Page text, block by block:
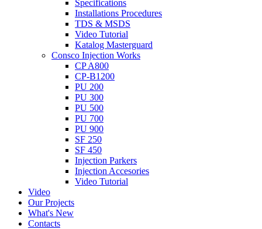
Specifications
Installations Procedures
TDS & MSDS
Video Tutorial
Katalog Masterguard
Consco Injection Works
CP A800
CP-B1200
PU 200
PU 300
PU 500
PU 700
PU 900
SF 250
SF 450
Injection Parkers
Injection Accesories
Video Tutorial
Video
Our Projects
What's New
Contacts